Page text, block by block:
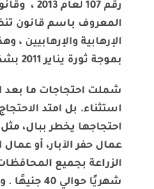
المعروف باسم قانون
الإرهابية والإرهابيين
بموجة ثورة يناير 2011 بشكل عام
شملت احتجاجات ما بعد
استثناء. بل امتد
احتجاجها يخطر ببال، مثل
عمال حفر الآبار، أو عمال
الزراعة بجميع
شهريًا